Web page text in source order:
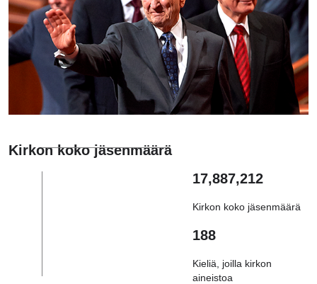
Kirkon koko jäsenmäärä
17,887,212
Kirkon koko jäsenmäärä
188
Kieliä, joilla kirkon
aineistoa